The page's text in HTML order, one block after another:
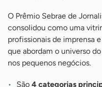
O Prêmio Sebrae de
consolidou como uma
profissionais de imprensa
que abordam o universo
nos pequenos negócios.
São 4 categorias